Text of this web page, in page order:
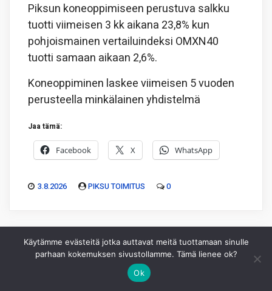
Piksun koneoppimiseen perustuva salkku
tuotti viimeisen 3 kk aikana 23,8% kun
pohjoismainen vertailuindeksi OMXN40
tuotti samaan aikaan 2,6%.
Koneoppiminen laskee viimeisen 5 vuoden
perusteella minkälainen yhdistelmä
Jaa tämä:
Facebook X WhatsApp
3.8.2026 PIKSU TOIMITUS 0
Käytämme evästeitä jotka auttavat meitä tuottamaan sinulle
parhaan kokemuksen sivustollamme. Tämä lienee ok?
Ok